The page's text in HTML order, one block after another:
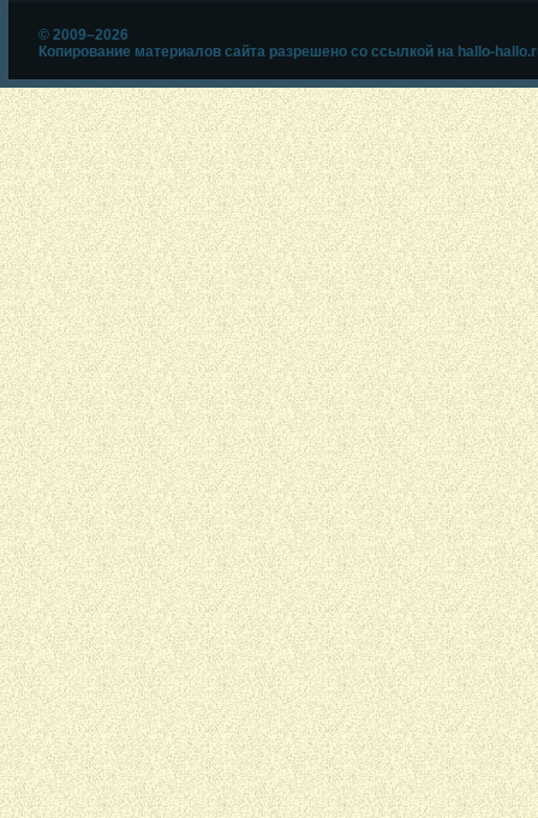
© 2009–2026
Копирование материалов сайта разрешено со ссылкой на hallo-